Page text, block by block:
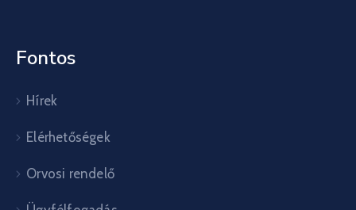
Fontos
Hírek
Elérhetőségek
Orvosi rendelő